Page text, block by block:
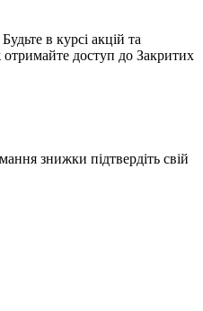
Будьте в курсі акцій та
доступ до Закритих
знижки підтвердіть свій